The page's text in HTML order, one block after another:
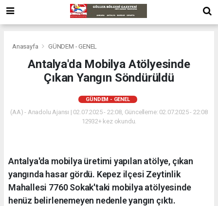
Anasayfa GÜNDEM - GENEL
Antalya'da Mobilya Atölyesinde
Çıkan Yangın Söndürüldü
GÜNDEM - GENEL
(AA) - Anadolu Ajansı | 02.07.2025 - 22:08, Güncelleme: 02.07.2025 - 22:08
12932+ kez okundu.
Antalya'da mobilya üretimi yapılan atölye, çıkan
yangında hasar gördü. Kepez ilçesi Zeytinlik
Mahallesi 7760 Sokak'taki mobilya atölyesinde
henüz belirlenemeyen nedenle yangın çıktı.